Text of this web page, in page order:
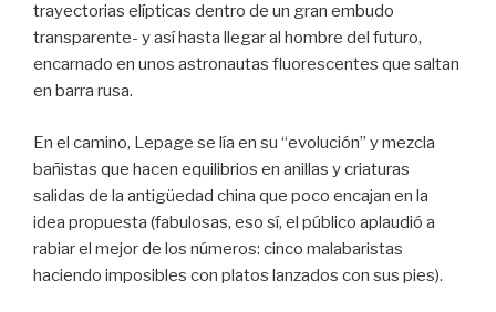
trayectorias elípticas dentro de un gran embudo
transparente- y así hasta llegar al hombre del futuro,
encarnado en unos astronautas fluorescentes que saltan
en barra rusa.
En el camino, Lepage se lía en su “evolución” y mezcla
bañistas que hacen equilibrios en anillas y criaturas
salidas de la antigüedad china que poco encajan en la
idea propuesta (fabulosas, eso sí, el público aplaudió a
rabiar el mejor de los números: cinco malabaristas
haciendo imposibles con platos lanzados con sus pies).